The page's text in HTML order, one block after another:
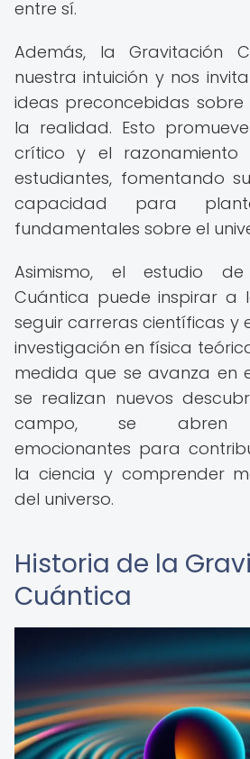
entre sí.
Además, la Gravitación
nuestra intuición y nos
ideas preconcebidas
la realidad. Esto
crítico y el razonamiento
estudiantes, fomentando
capacidad para
fundamentales sobre el
Asimismo, el estudio
Cuántica puede inspirar a
seguir carreras científicas y
investigación en física
medida que se avanza en
se realizan nuevos
campo, se abren
emocionantes para
la ciencia y comprender
del universo.
Historia de la
Cuántica